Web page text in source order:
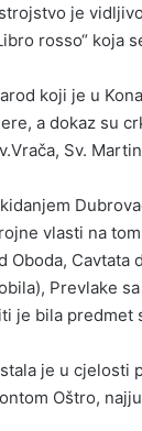
je
rosso“ koja
koji je u
a dokaz su
Sv.
vlasti na
Oboda, Cavtata
Prevlake
je bila predmet
je u cjelosti
Oštro,